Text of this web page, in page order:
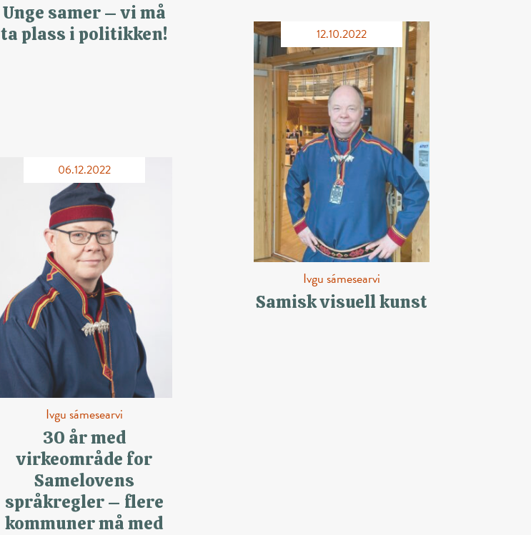
Unge samer – vi må
ta plass i politikken!
06.12.2022
Ivgu sámesearvi
30 år med
virkeområde for
Samelovens
språkregler – flere
kommuner må med
12.10.2022
Ivgu sámesearvi
Samisk visuell kunst